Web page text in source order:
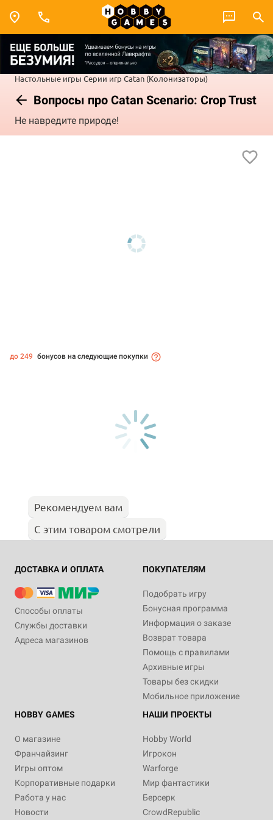
Настольные игры Серии игр Catan (Колонизаторы)
Вопросы про Catan Scenario: Crop Trust
Не навредите природе!
до 249 бонусов на следующие покупки
Рекомендуем вам
С этим товаром смотрели
ДОСТАВКА И ОПЛАТА
Способы оплаты
Службы доставки
Адреса магазинов
ПОКУПАТЕЛЯМ
Подобрать игру
Бонусная программа
Информация о заказе
Возврат товара
Помощь с правилами
Архивные игры
Товары без скидки
Мобильное приложение
HOBBY GAMES
О магазине
Франчайзинг
Игры оптом
Корпоративные подарки
Работа у нас
Новости
НАШИ ПРОЕКТЫ
Hobby World
Игрокон
Warforge
Мир фантастики
Берсерк
CrowdRepublic